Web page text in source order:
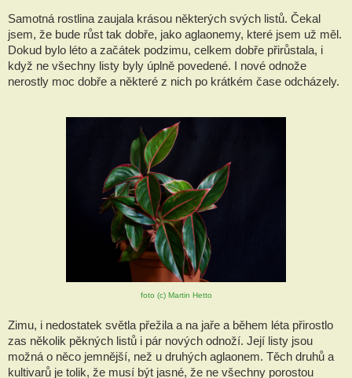
Samotná rostlina zaujala krásou některých svých listů. Čekal
jsem, že bude růst tak dobře, jako aglaonemy, které jsem už měl.
Dokud bylo léto a začátek podzimu, celkem dobře přirůstala, i
když ne všechny listy byly úplně povedené. I nové odnože
nerostly moc dobře a některé z nich po krátkém čase odcházely.
foto (c) Martin Hetto
Zimu, i nedostatek světla přežila a na jaře a během léta přirostlo
zas několik pěkných listů i pár nových odnoží. Její listy jsou
možná o něco jemnější, než u druhých aglaonem. Těch druhů a
kultivarů je tolik, že musí být jasné, že ne všechny porostou